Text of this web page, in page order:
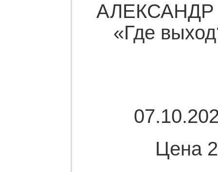
«Где
Цена